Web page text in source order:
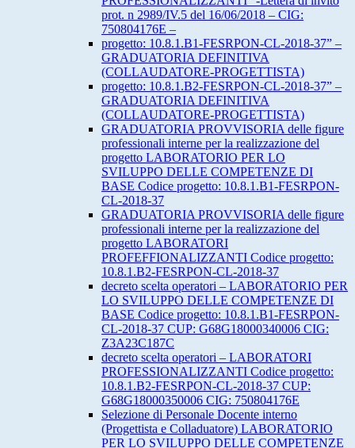
prot. n 2989/IV.5 del 16/06/2018 – CIG:
750804176E –
progetto: 10.8.1.B1-FESRPON-CL-2018-37” –
GRADUATORIA DEFINITIVA
(COLLAUDATORE-PROGETTISTA)
progetto: 10.8.1.B2-FESRPON-CL-2018-37” –
GRADUATORIA DEFINITIVA
(COLLAUDATORE-PROGETTISTA)
GRADUATORIA PROVVISORIA delle figure
professionali interne per la realizzazione del
progetto LABORATORIO PER LO
SVILUPPO DELLE COMPETENZE DI
BASE Codice progetto: 10.8.1.B1-FESRPON-
CL-2018-37
GRADUATORIA PROVVISORIA delle figure
professionali interne per la realizzazione del
progetto LABORATORI
PROFEFFIONALIZZANTI Codice progetto:
10.8.1.B2-FESRPON-CL-2018-37
decreto scelta operatori – LABORATORIO PER
LO SVILUPPO DELLE COMPETENZE DI
BASE Codice progetto: 10.8.1.B1-FESRPON-
CL-2018-37 CUP: G68G18000340006 CIG:
Z3A23C187C
decreto scelta operatori – LABORATORI
PROFESSIONALIZZANTI Codice progetto:
10.8.1.B2-FESRPON-CL-2018-37 CUP:
G68G18000350006 CIG: 750804176E
Selezione di Personale Docente interno
(Progettista e Colladuatore) LABORATORIO
PER LO SVILUPPO DELLE COMPETENZE